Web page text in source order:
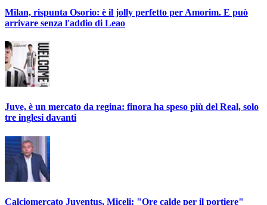
Milan, rispunta Osorio: è il jolly perfetto per Amorim. E può
arrivare senza l'addio di Leao
Juve, è un mercato da regina: finora ha speso più del Real, solo
tre inglesi davanti
Calciomercato Juventus, Miceli: "Ore calde per il portiere"